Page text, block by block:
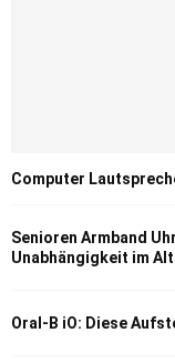
Computer
Senioren Armband
Unabhängigkeit im
Oral-B iO: Diese